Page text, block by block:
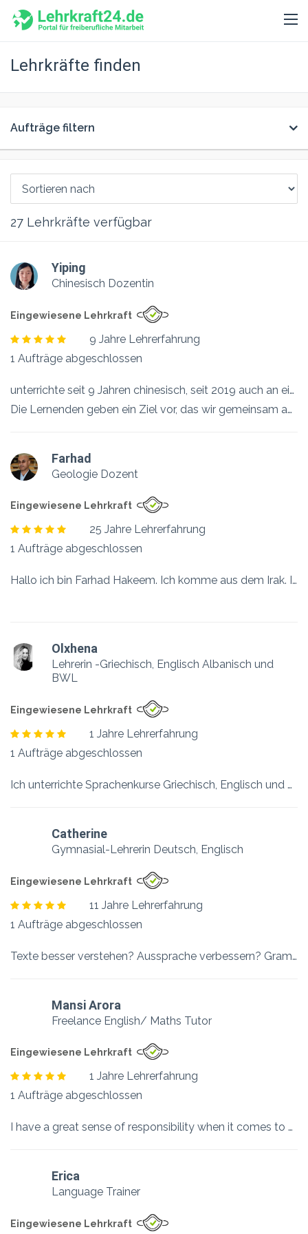
Lehrkräfte finden
Aufträge filtern
27 Lehrkräfte verfügbar
Yiping
Chinesisch Dozentin
Eingewiesene Lehrkraft
9 Jahre Lehrerfahrung
1 Aufträge abgeschlossen
unterrichte seit 9 Jahren chinesisch, seit 2019 auch an einer Hochschule in Berlin. Bereite stets Unterrichtsmaterialien selbst vor, dabei nutze ich das meist empfohlene aus verschiedensten Lehrbüchern, sodass die Studierende nicht unnötig Bücher kaufen müssen. Selbstverständlich können wir aus einem Haupt-Lehrbuch den Unterricht gestalten.
Die Lernenden geben ein Ziel vor, das wir gemeinsam angehen. Spaß und Lernen mit Aha-Effekten gehören natürlich mit zum Kurs. Sie können gerne mich per Mail (yiping ät gmx.net) kontaktieren.
Farhad
Geologie Dozent
Eingewiesene Lehrkraft
25 Jahre Lehrerfahrung
1 Aufträge abgeschlossen
Hallo ich bin Farhad Hakeem. Ich komme aus dem Irak. Ich lebe seit drei Jahren in Hamburg und habe das B2-Niveau in deutscher Sprache. Ich habe einen Doktorat in Geologie (Salahaddin Universität in Erbil, Irak) und habe 25 Jahre an der Universität als Dozent unterrichtet. Meine Muttersprache ist Aramäisch und ich bin prfekt in Arabisch und Kurdisch.
Olxhena
Lehrerin -Griechisch, Englisch Albanisch und
BWL
Eingewiesene Lehrkraft
1 Jahre Lehrerfahrung
1 Aufträge abgeschlossen
Ich unterrichte Sprachenkurse Griechisch, Englisch und Albanisch für Beruf und Schule. Ich habe einen Hintergrund in Wirtschaft und Management.
Catherine
Gymnasial-Lehrerin Deutsch, Englisch
Eingewiesene Lehrkraft
11 Jahre Lehrerfahrung
1 Aufträge abgeschlossen
Texte besser verstehen? Aussprache verbessern? Grammatik üben? Kommunikation? Noten verbessern? Ob per Zoom, Teams, Google Meet oder einfach schriftlich/per Chat – lass mich wissen, wie du dir das Englischlernen vorstellst. Wir können deine Materialien verwenden, ich habe aber auch selbst ganz viel Lehrmaterial. Melde dich gerne: la.cienega@gmx.net
Mansi Arora
Freelance English/ Maths Tutor
Eingewiesene Lehrkraft
1 Jahre Lehrerfahrung
1 Aufträge abgeschlossen
I have a great sense of responsibility when it comes to kids. Being a mom, I am very patient with handling their queries. I can teach and make them understand all concepts in an interesting way. I promise the sessions will always be full of learning in an easy way. I can provide free Demo class 1 hr online before taking any fees. I am a fluent English speaker and have pursued my Post graduation in Management. I love teaching…
Erica
Language Trainer
Eingewiesene Lehrkraft